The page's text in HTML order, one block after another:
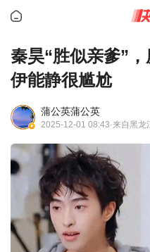
秦昊“胜似亲爹”
伊能静很尴尬
蒲公英蒲公英
2025-12-01 08:43·来自黑龙